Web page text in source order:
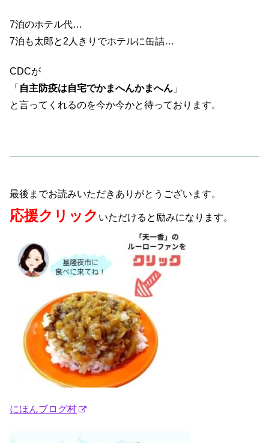
7泊のホテル代…
7泊も太郎と2人きりでホテルに缶詰…
CDCが
「 自主防疫は自宅でかまへんかまへん 」
と言ってくれるのを今か今かと待っております。
最後までお読みいただきありがとうございます。
応援クリック いただけると励みになります。
にほんブログ村